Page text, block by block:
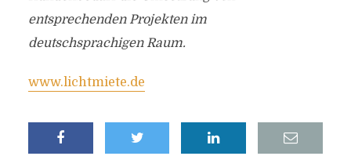
entsprechenden Projekten im
deutschsprachigen Raum.
www.lichtmiete.de